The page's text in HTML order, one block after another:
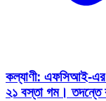
কল্যাণী: এফসিআই-এর
২১ বস্তা গম। তদন্তে